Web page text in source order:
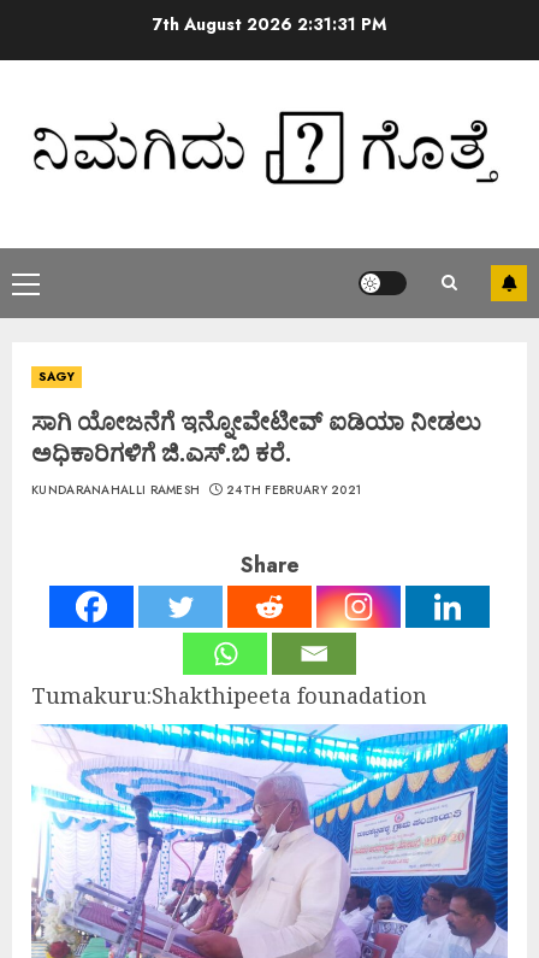
7th August 2026 2:31:32 PM
SAGY
ಸಾಗಿ ಯೋಜನೆಗೆ ಇನ್ನೋವೇಟೀವ್‌ ಐಡಿಯಾ ನೀಡಲು
ಅಧಿಕಾರಿಗಳಿಗೆ ಜಿ.ಎಸ್.ಬಿ ಕರೆ.
KUNDARANAHALLI RAMESH 24TH FEBRUARY 2021
Share
Tumakuru:Shakthipeeta founadation